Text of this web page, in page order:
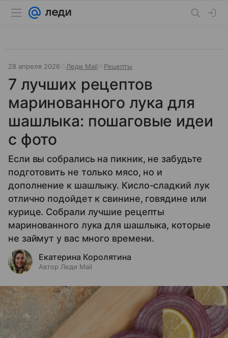
28 апреля 2026 Леди Mail Рецепты
7 лучших рецептов
маринованного лука для
шашлыка: пошаговые идеи
с фото
Если вы собрались на пикник, не забудьте
подготовить не только мясо, но и
дополнение к шашлыку. Кисло-сладкий лук
отлично подойдет к свинине, говядине или
курице. Собрали лучшие рецепты
маринованного лука для шашлыка, которые
не займут у вас много времени.
Екатерина Королятина
Автор Леди Mail